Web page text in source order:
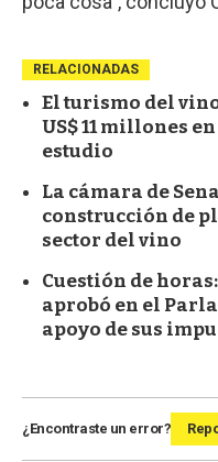
RELACIONADAS
El turismo del
US$ 11 millones
estudio
La cámara de
construcción de
sector del vino
Cuestión de
aprobó en el
apoyo de sus
¿Encontraste un error?